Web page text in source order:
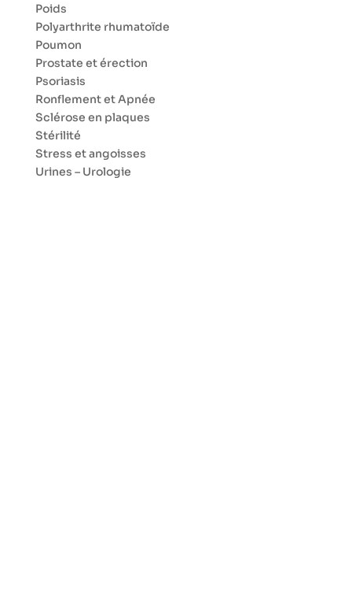
Poids
Polyarthrite rhumatoïde
Poumon
Prostate et érection
Psoriasis
Ronflement et Apnée
Sclérose en plaques
Stérilité
Stress et angoisses
Urines – Urologie